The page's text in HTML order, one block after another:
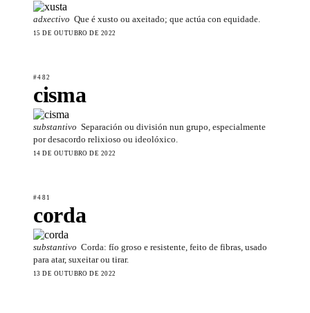
adxectivo Que é xusto ou axeitado; que actúa con equidade.
15 DE OUTUBRO DE 2022
#482
cisma
substantivo Separación ou división nun grupo, especialmente
por desacordo relixioso ou ideolóxico.
14 DE OUTUBRO DE 2022
#481
corda
substantivo Corda: fío groso e resistente, feito de fibras, usado
para atar, suxeitar ou tirar.
13 DE OUTUBRO DE 2022